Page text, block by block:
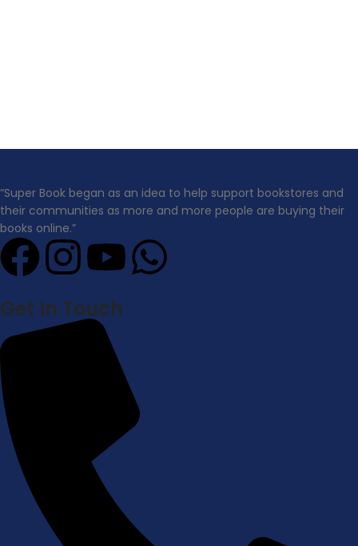
“Super Book began as an idea to help support bookstores and
their communities as more and more people are buying their
books online.”
Get In Touch